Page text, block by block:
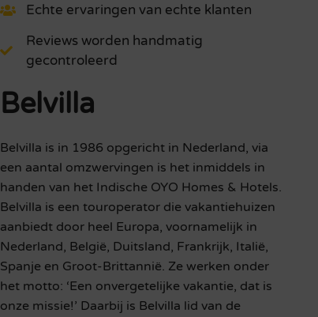
Echte ervaringen van echte klanten
Reviews worden handmatig
gecontroleerd
Belvilla
Belvilla is in 1986 opgericht in Nederland, via
een aantal omzwervingen is het inmiddels in
handen van het Indische OYO Homes & Hotels.
Belvilla is een touroperator die vakantiehuizen
aanbiedt door heel Europa, voornamelijk in
Nederland, België, Duitsland, Frankrijk, Italië,
Spanje en Groot-Brittannië. Ze werken onder
het motto: ‘Een onvergetelijke vakantie, dat is
onze missie!’ Daarbij is Belvilla lid van de